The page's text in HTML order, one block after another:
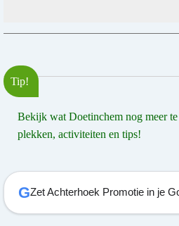
Tip!
Bekijk wat Doetinchem nog meer
plekken, activiteiten en tips!
GZet Achterhoek Promotie in je